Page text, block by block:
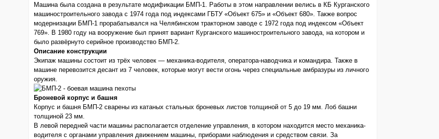
Машина была создана в результате модификации БМП-1. Работы в этом направлении велись в КБ Курганского
машиностроительного завода с 1974 года под индексами ГБТУ «Объект 675» и «Объект 680». Также вопрос
модернизации БМП-1 прорабатывался на Челябинском тракторном заводе с 1972 года под индексом «Объект
769». В 1980 году на вооружение был принят вариант Курганского машиностроительного завода, на котором и
было развёрнуто серийное производство БМП-2.
Описание конструкции
Экипаж машины состоит из трёх человек — механика-водителя, оператора-наводчика и командира. Также в
машине перевозится десант из 7 человек, которые могут вести огонь через специальные амбразуры из личного
оружия.
Броневой корпус и башня
Корпус и башня БМП-2 сварены из катаных стальных броневых листов толщиной от 5 до 19 мм. Лоб башни
толщиной 23 мм.
В левой передней части машины располагается отделение управления, в котором находится место механика-
водителя с органами управления движением машины, приборами наблюдения и средством связи. За